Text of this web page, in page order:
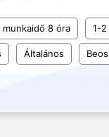
munkaidő 8 óra 1-2
Általános